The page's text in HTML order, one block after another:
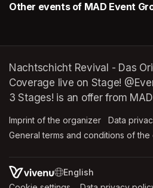
Other events of MAD Event
Nachtschicht Revival - Das
Coverage live on Stage!
3 Stages! is an offer from
Imprint of the organizer (opens in a
Data
General terms and conditions of
SWITCH LANGUAGE